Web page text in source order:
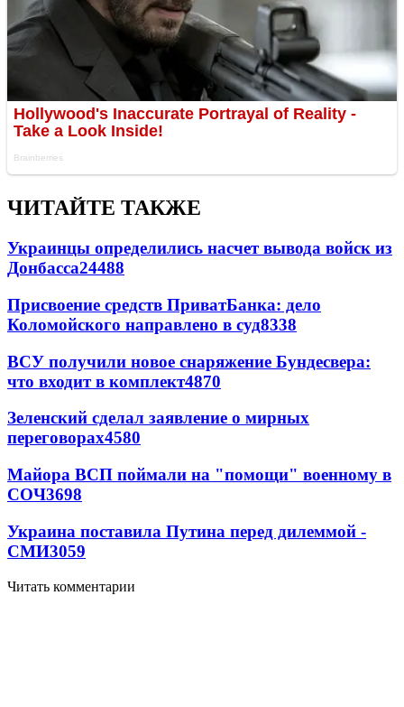
ЧИТАЙТЕ ТАКЖЕ
Украинцы определились насчет вывода войск из
Донбасса24488
Присвоение средств ПриватБанка: дело
Коломойского направлено в суд8338
ВСУ получили новое снаряжение Бундесвера:
что входит в комплект4870
Зеленский сделал заявление о мирных
переговорах4580
Майора ВСП поймали на "помощи" военному в
СОЧ3698
Украина поставила Путина перед дилеммой -
СМИ3059
Читать комментарии